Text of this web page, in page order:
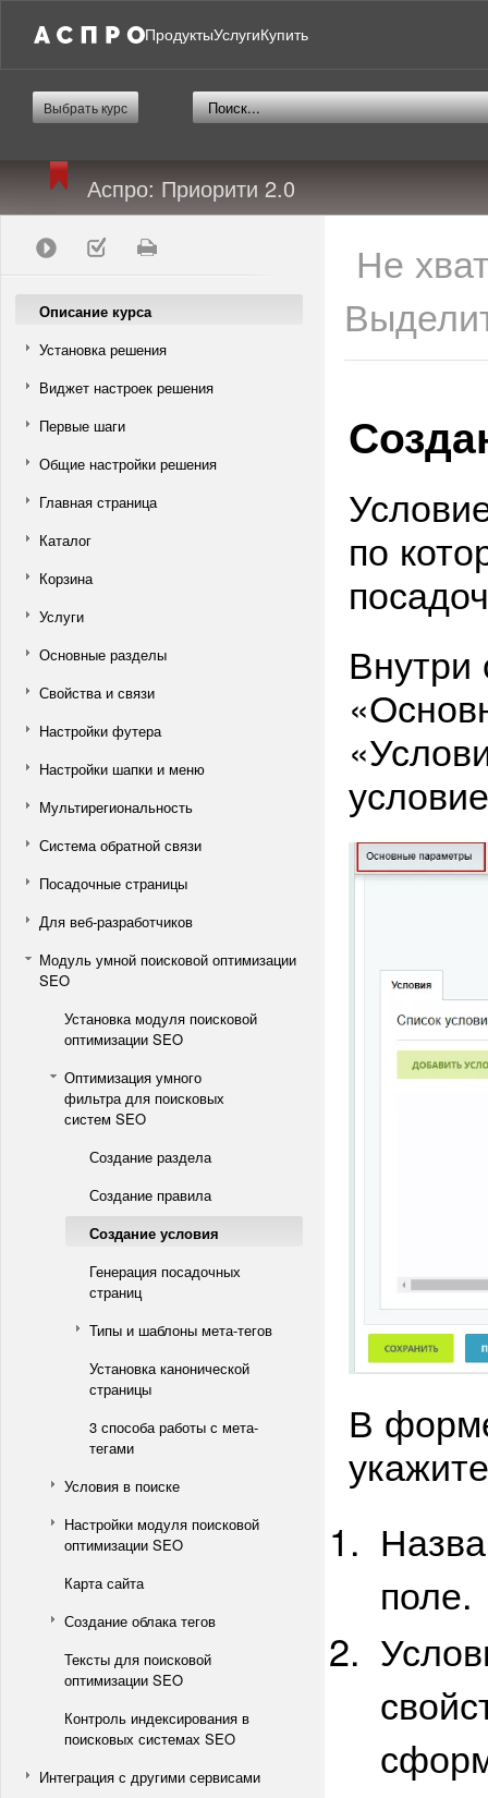
ПродуктыУслугиКупить
Выбрать курс
Аспро: Приорити 2.0
Описание курса
Установка решения
Виджет настроек решения
Первые шаги
Общие настройки решения
Главная страница
Каталог
Корзина
Услуги
Основные разделы
Свойства и связи
Настройки футера
Настройки шапки и меню
Мультирегиональность
Система обратной связи
Посадочные страницы
Для веб-разработчиков
Модуль умной поисковой оптимизации
SEO
Установка модуля поисковой
оптимизации SEO
Оптимизация умного
фильтра для поисковых
систем SEO
Создание раздела
Создание правила
Создание условия
Генерация посадочных
страниц
Типы и шаблоны мета-тегов
Установка канонической
страницы
3 способа работы с мета-
тегами
Условия в поиске
Настройки модуля поисковой
оптимизации SEO
Карта сайта
Создание облака тегов
Тексты для поисковой
оптимизации SEO
Контроль индексирования в
поисковых системах SEO
Интеграция с другими сервисами
Не
по
Внутри
В
поле.